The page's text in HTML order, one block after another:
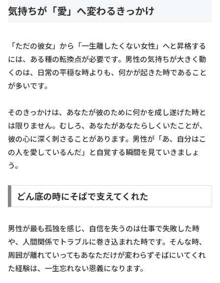
気持ちが「愛」へ変わるきっかけ
「ただの彼女」から「一生離したくない女性」へと昇格する
には、ある種の転換点が必要です。男性の気持ちが大きく動
くのは、日常の平穏な時よりも、何かが起きた時であること
が多いです。
そのきっかけは、あなたが彼のために何かを成し遂げた時と
は限りません。むしろ、あなたがあなたらしくいたことが、
彼の心に深く刺さることがあります。男性が「あ、自分はこ
の人を愛しているんだ」と自覚する瞬間を見ていきましょ
う。
どん底の時にそばで支えてくれた
男性が最も孤独を感じ、自信を失うのは仕事で失敗した時
や、人間関係でトラブルに巻き込まれた時です。そんな時、
周囲が離れていってもあなただけが変わらずそばにいてくれ
た経験は、一生忘れない恩義になります。